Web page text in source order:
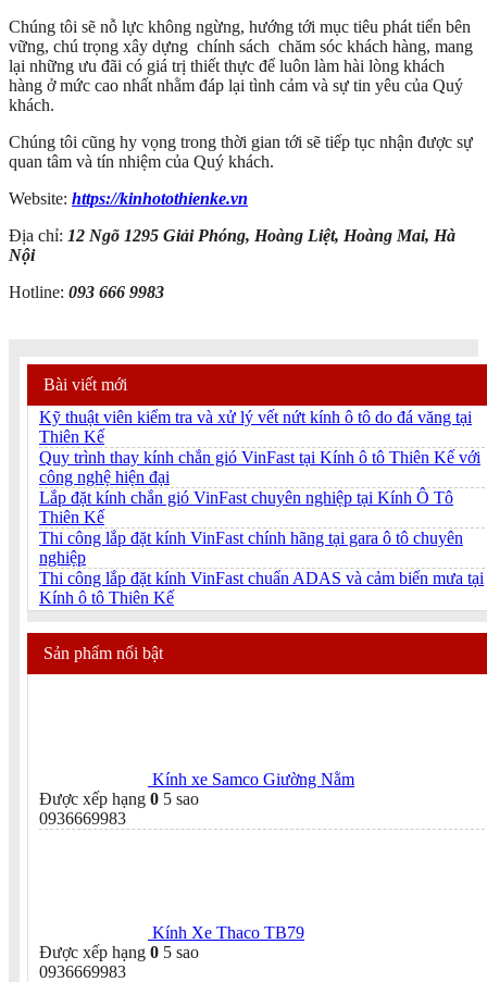
Chúng tôi sẽ nỗ lực không ngừng, hướng tới mục tiêu phát tiển bên
vững, chú trọng xây dựng chính sách chăm sóc khách hàng, mang
lại những ưu đãi có giá trị thiết thực để luôn làm hài lòng khách
hàng ở mức cao nhất nhằm đáp lại tình cảm và sự tin yêu của Quý
khách.
Chúng tôi cũng hy vọng trong thời gian tới sẽ tiếp tục nhận được sự
quan tâm và tín nhiệm của Quý khách.
Website: https://kinhotothienke.vn
Địa chỉ: 12 Ngõ 1295 Giải Phóng, Hoàng Liệt, Hoàng Mai, Hà
Nội
Hotline: 093 666 9983
Bài viết mới
Kỹ thuật viên kiểm tra và xử lý vết nứt kính ô tô do đá văng tại
Thiên Kế
Quy trình thay kính chắn gió VinFast tại Kính ô tô Thiên Kế với
công nghệ hiện đại
Lắp đặt kính chắn gió VinFast chuyên nghiệp tại Kính Ô Tô
Thiên Kế
Thi công lắp đặt kính VinFast chính hãng tại gara ô tô chuyên
nghiệp
Thi công lắp đặt kính VinFast chuẩn ADAS và cảm biến mưa tại
Kính ô tô Thiên Kế
Sản phẩm nổi bật
Kính xe Samco Giường Nằm
Được xếp hạng 0 5 sao
0936669983
Kính Xe Thaco TB79
Được xếp hạng 0 5 sao
0936669983